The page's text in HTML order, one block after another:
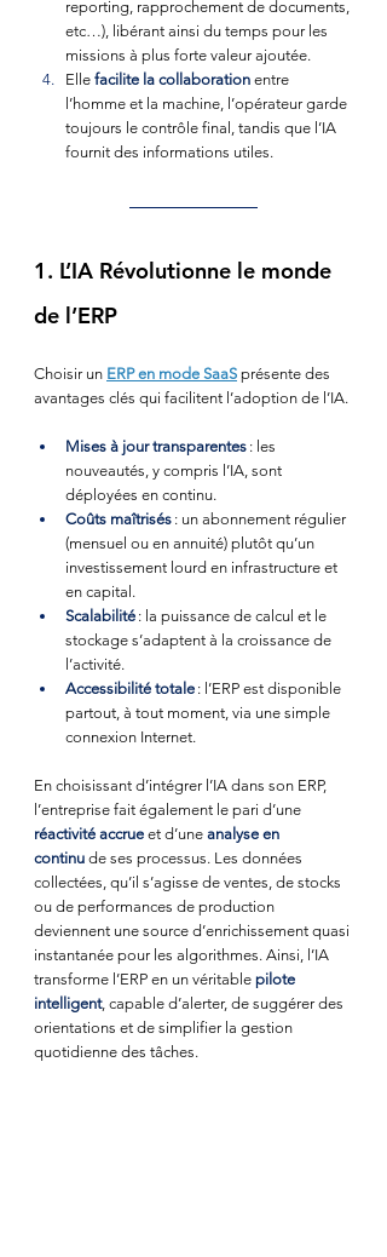
reporting, rapprochement de documents,
etc…), libérant ainsi du temps pour les
missions à plus forte valeur ajoutée.
Elle facilite la collaboration entre
l’homme et la machine, l’opérateur garde
toujours le contrôle final, tandis que l’IA
fournit des informations utiles.
1. L’IA Révolutionne le monde
de l’ERP
Choisir un ERP en mode SaaS présente des
avantages clés qui facilitent l’adoption de l’IA.
Mises à jour transparentes : les
nouveautés, y compris l’IA, sont
déployées en continu.
Coûts maîtrisés : un abonnement régulier
(mensuel ou en annuité) plutôt qu’un
investissement lourd en infrastructure et
en capital.
Scalabilité : la puissance de calcul et le
stockage s’adaptent à la croissance de
l’activité.
Accessibilité totale : l’ERP est disponible
partout, à tout moment, via une simple
connexion Internet.
En choisissant d’intégrer l’IA dans son ERP,
l’entreprise fait également le pari d’une
réactivité accrue et d’une analyse en
continu de ses processus. Les données
collectées, qu’il s’agisse de ventes, de stocks
ou de performances de production
deviennent une source d’enrichissement quasi
instantanée pour les algorithmes. Ainsi, l’IA
transforme l’ERP en un véritable pilote
intelligent, capable d’alerter, de suggérer des
orientations et de simplifier la gestion
quotidienne des tâches.